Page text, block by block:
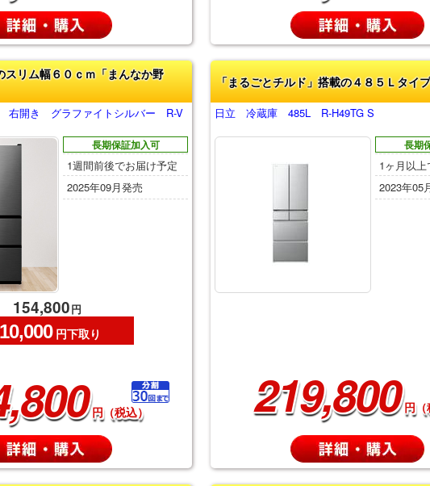
スリム幅６０ｃｍ「まんなか野
開き グラファイトシルバー R-V
長期保証加入可
1週間前後でお届け予定
2025年09月発売
154,800円
10,000 円下取り
円（税込）
「まるごとチルド」搭載の４８５Ｌタイ
日立 冷蔵庫 485L R-H49TG S
長期
1ヶ月以
2023年05
219,800 円（